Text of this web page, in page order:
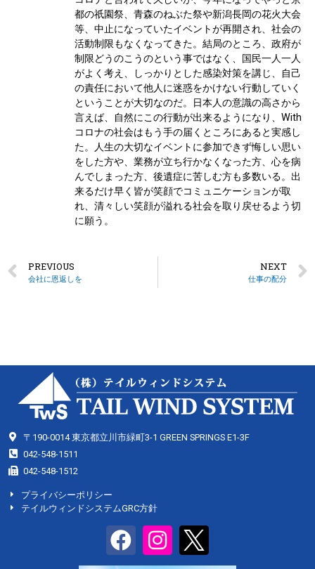
都の祇園祭、青森のねぶた祭や新潟長岡の花火大会
等、中止になっていたイベントが再開され、社会の
活動制限もなくなってきた。結局のところ、政府が
制限どうのこうのという事ではなく、国民一人一人
がよく考え、しっかりとした感染対策を講じ、自己
の責任において他人に迷惑をかけない行動していく
ということが大切なのだ。日本人の意識の高さから
言えば、自然にこの行動が出来るようになり、With
コロナの社会はもう手の届くところにあると実感し
た。人生の大切なイベントに参加できず悔しい思い
をした方や、業務が立ち行かなくなった方、心を病
んでしまった方、後遺症に苦しむ方も多数いる。出
来るだけ早く皆が笑顔でコミュニケーションが取
れ、清々しい笑顔が溢れる社会を取り戻せるよう切
に願う。
PREVIOUS
会社に恩返しを
NEXT
仕事の配分
〒190-0014 東京都立川市緑町3-1 GREEN SPRINGS E1-3F
042-548-1511
042-548-1512
プライバシーポリシー
テイルウィンドシステムGRC方針